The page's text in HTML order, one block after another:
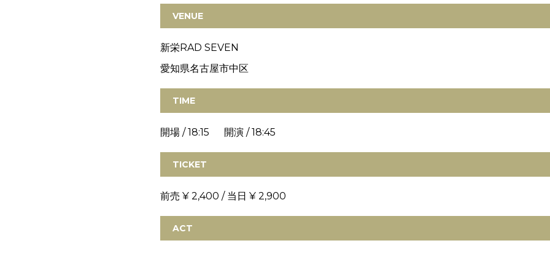
VENUE
新栄RAD SEVEN
愛知県名古屋市中区
TIME
開場 / 18:15 開演 / 18:45
TICKET
前売 ¥ 2,400 / 当日 ¥ 2,900
ACT